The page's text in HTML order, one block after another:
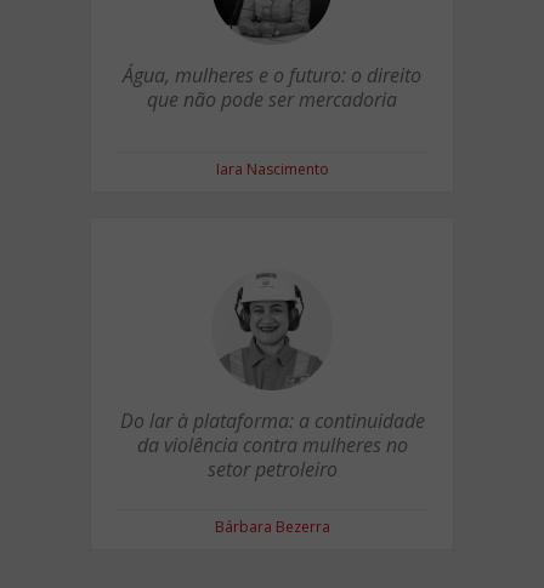
Água, mulheres e o futuro: o direito
que não pode ser mercadoria
Iara Nascimento
Do lar à plataforma: a continuidade
da violência contra mulheres no
setor petroleiro
Bárbara Bezerra